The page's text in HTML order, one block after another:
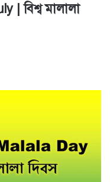
বিশ্ব মালালা